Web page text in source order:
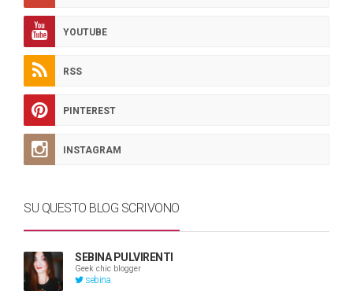
YOUTUBE
RSS
PINTEREST
INSTAGRAM
SU QUESTO BLOG SCRIVONO
SEBINA PULVIRENTI
Geek chic blogger
sebina